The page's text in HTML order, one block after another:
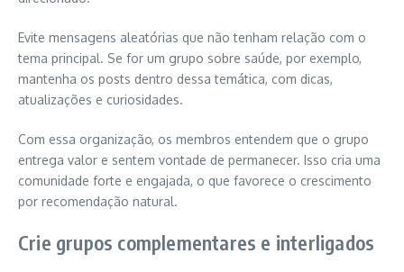
Evite mensagens aleatórias que não tenham relação com o
tema principal. Se for um grupo sobre saúde, por exemplo,
mantenha os posts dentro dessa temática, com dicas,
atualizações e curiosidades.
Com essa organização, os membros entendem que o grupo
entrega valor e sentem vontade de permanecer. Isso cria uma
comunidade forte e engajada, o que favorece o crescimento
por recomendação natural.
Crie grupos complementares e interligados